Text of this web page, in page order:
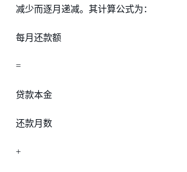
减少而逐月递减。其计算公式为：
每月还款额
=
贷款本金
还款月数
+